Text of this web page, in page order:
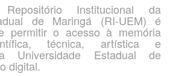
Institucional da
de Maringá (RI-UEM) é
permitir o acesso à memória
técnica, artística e
Universidade Estadual de
digital.